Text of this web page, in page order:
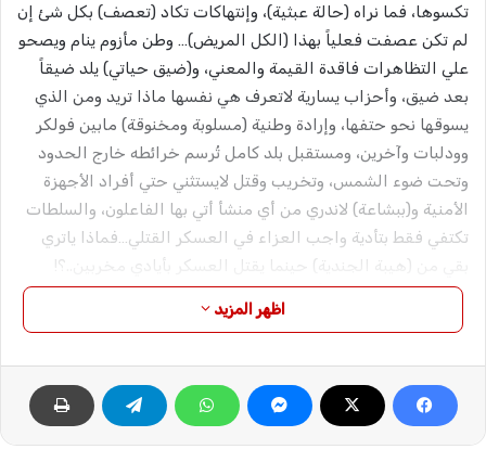
تكسوها، فما نراه (حالة عبثية)، وإنتهاكات تكاد (تعصف) بكل شئ إن
لم تكن عصفت فعلياً بهذا (الكل المريض)… وطن مأزوم ينام ويصحو
علي التظاهرات فاقدة القيمة والمعني، و(ضيق حياتي) يلد ضيقاً
بعد ضيق، وأحزاب يسارية لاتعرف هي نفسها ماذا تريد ومن الذي
يسوقها نحو حتفها، وإرادة وطنية (مسلوبة ومخنوقة) مابين فولكر
وودلبات وآخرين، ومستقبل بلد كامل تُرسم خرائطه خارج الحدود
وتحت ضوء الشمس، وتخريب وقتل لايستثني حتي أفراد الأجهزة
الأمنية و(ببشاعة) لاندري من أي منشأ أتي بها الفاعلون، والسلطات
تكتفي فقط بتأدية واجب العزاء في العسكر القتلي…فماذا ياتري
بقي من (هيبة الجندية) حينما يقتل العسكر بأيادي مخربين..؟!
ويموت الكثيرون (غيظاً) حينما يحتشدون ويتظاهرون وهم يطالبون
بطرد (الثعلب فولكر)، فإذا بهم في اليوم الثاني يرونه (يتمطي) في
إطالة (إعتقال) رموز سياسيين وإدخالهم في محاكمات باطلة تحت
اظهر المزيد